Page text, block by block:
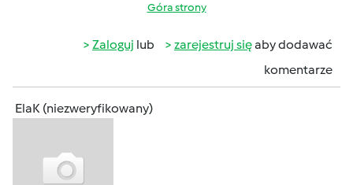
Góra strony
Zaloguj lub zarejestruj sięaby dodawać
komentarze
ElaK (niezweryfikowany)